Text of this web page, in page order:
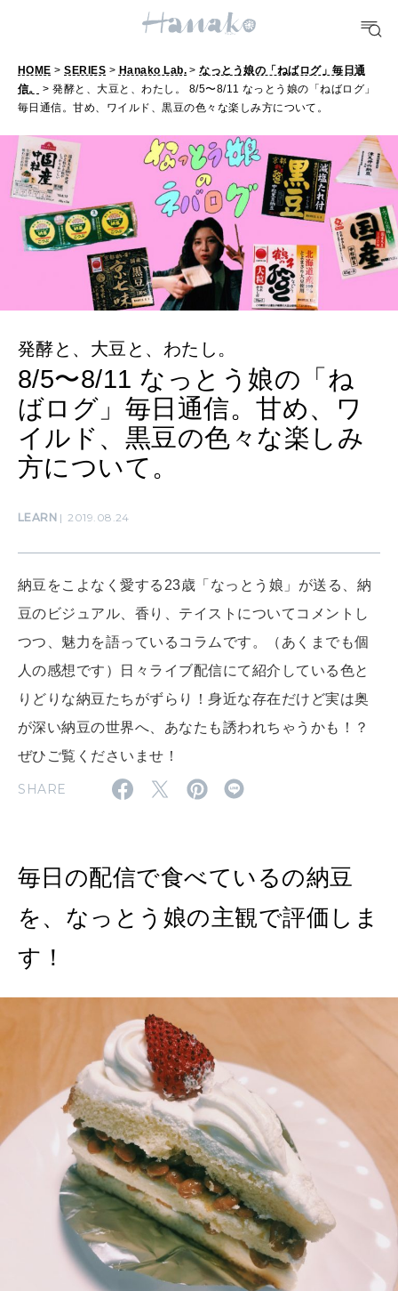
女神まり愛のタロットメッセージ
算命学がわかる今月のあなた
HEALTH
知る、考える
MAMA
ママもいろいろ
SUSTAINABLE
CULTURE
自分を耕す
WORK&MONEY
特集
2026年8月号『お茶の時間です。』
2026年6月号「大銀座 トレンドが生まれる 新しい一流店へ。」
2026年5月号「“大好き”に出会いに。韓国」
2026年3月号「スイーツ予想図 2026」
2026年2月号「良運を掴む 新・開運術。」
2025年12月号「お酒の新常識。」
FOLLOW US!
HOME >SERIES > Hanako Lab. >なっとう娘の「ねばログ」毎日通
信。
> 発酵と、大豆と、わたし。 8/5〜8/11 なっとう娘の「ねばログ」
毎日通信。甘め、ワイルド、黒豆の色々な楽しみ方について。
発酵と、大豆と、わたし。
8/5〜8/11 なっとう娘の「ね
ばログ」毎日通信。甘め、ワ
イルド、黒豆の色々な楽しみ
方について。
LEARN 2019.08.24
納豆をこよなく愛する23歳「なっとう娘」が送る、納
豆のビジュアル、香り、テイストについてコメントし
つつ、魅力を語っているコラムです。（あくまでも個
人の感想です）日々ライブ配信にて紹介している色と
りどりな納豆たちがずらり！身近な存在だけど実は奥
が深い納豆の世界へ、あなたも誘われちゃうかも！？
ぜひご覧くださいませ！
SHARE
毎日の配信で食べているの納豆
を、なっとう娘の主観で評価しま
す！